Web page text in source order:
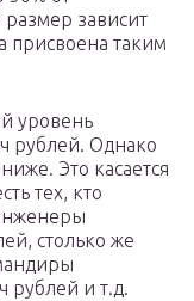
зависит
присвоена таким
уровень
рублей. Однако
Это касается
тех, кто
столько же
рублей и т.д.